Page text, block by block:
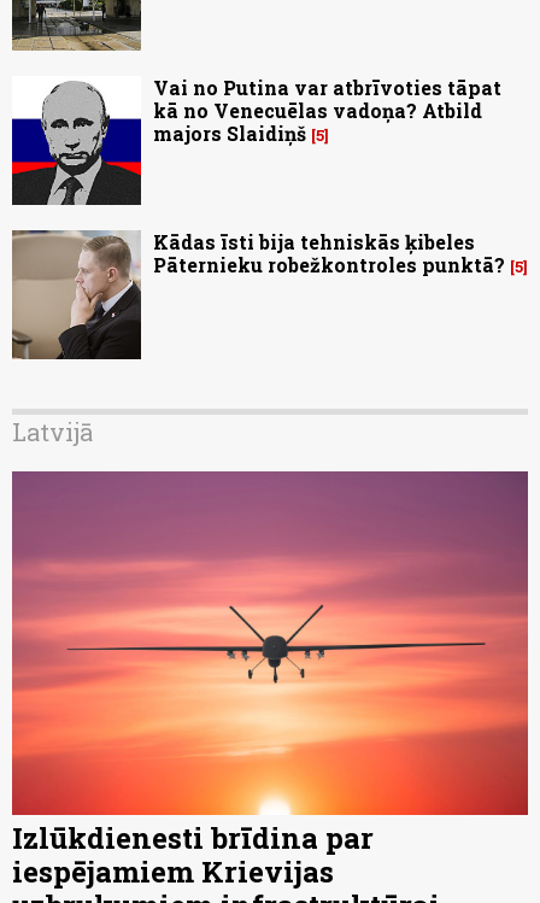
Vai no Putina var atbrīvoties tāpat
kā no Venecuēlas vadoņa? Atbild
majors Slaidiņš 5
Kādas īsti bija tehniskās ķibeles
Pāternieku robežkontroles punktā? 5
Latvijā
Izlūkdienesti brīdina par
iespējamiem Krievijas